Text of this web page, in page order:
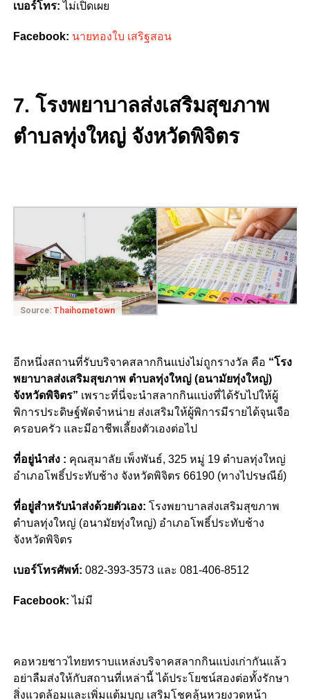
เบอร์โทร:ไม่เปิดเผย
Facebook: นายทองใบ เสริฐสอน
7. โรงพยาบาลส่งเสริมสุขภาพ
ตำบลทุ่งใหญ่ จังหวัดพิจิตร
Source: Thaihometown
อีกหนึ่งสถานที่รับบริจาคสลากกินแบ่งไม่ถูกรางวัล คือ “โรง
พยาบาลส่งเสริมสุขภาพ ตำบลทุ่งใหญ่ (อนามัยทุ่งใหญ่)
จังหวัดพิจิตร” เพราะที่นี่จะนำสลากกินแบ่งที่ได้รับไปให้ผู้
พิการประดิษฐ์พัดจำหน่าย ส่งเสริมให้ผู้พิการมีรายได้จุนเจือ
ครอบครัว และมีอาชีพเลี้ยงตัวเองต่อไป
ที่อยู่นำส่ง : คุณสุมาลัย เพ็งพันธ์, 325 หมู่ 19 ตำบลทุ่งใหญ่
อำเภอโพธิ์ประทับช้าง จังหวัดพิจิตร 66190 (ทางไปรษณีย์)
ที่อยู่สำหรับนำส่งด้วยตัวเอง: โรงพยาบาลส่งเสริมสุขภาพ
ตำบลทุ่งใหญ่ (อนามัยทุ่งใหญ่) อำเภอโพธิ์ประทับช้าง
จังหวัดพิจิตร
เบอร์โทรศัพท์: 082-393-3573 และ 081-406-8512
Facebook:ไม่มี
คอหวยชาวไทยทราบแหล่งบริจาคสลากกินแบ่งเก่ากันแล้ว
อย่าลืมส่งให้กับสถานที่เหล่านี้ ได้ประโยชน์สองต่อทั้งรักษา
สิ่งแวดล้อมและเพิ่มแต้มบุญ เสริมโชคลุ้นหวยงวดหน้า